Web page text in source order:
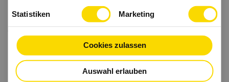
Statistiken Marketing
Cookies zulassen
Auswahl erlauben